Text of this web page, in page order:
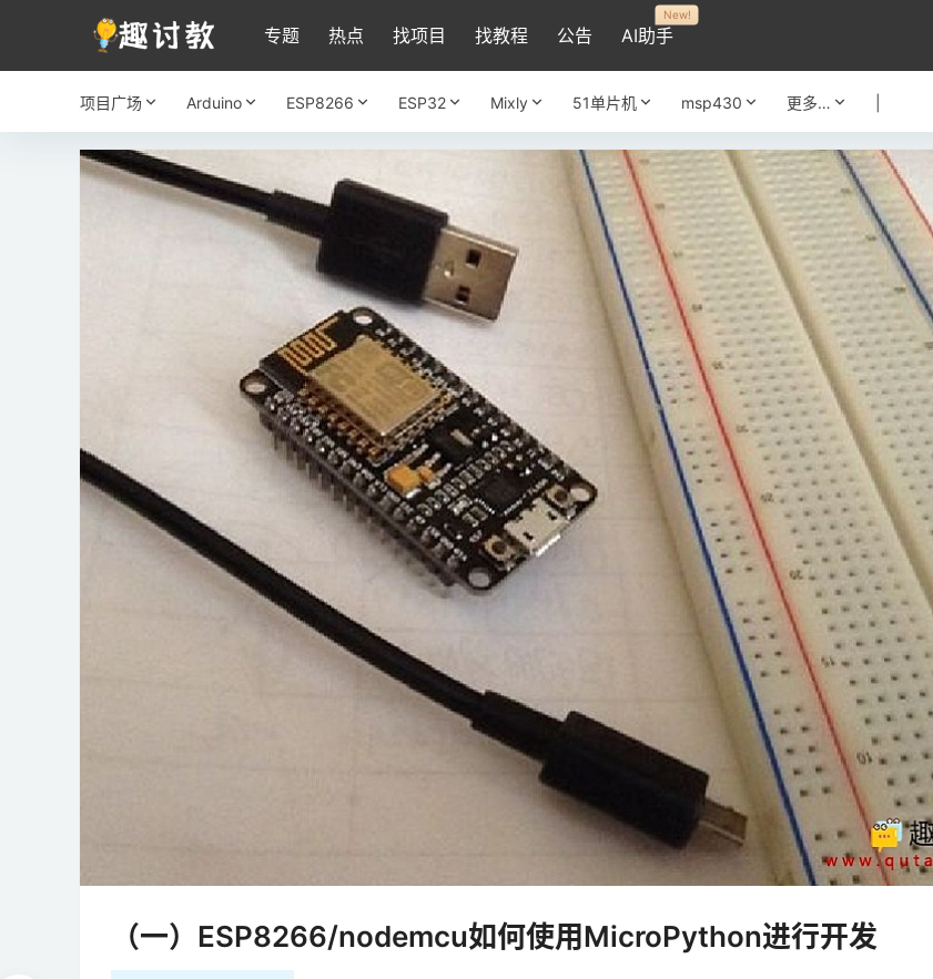
专题 热点 找项目 找教程 公告 AI助手
New!
项目广场 Arduino ESP8266 ESP32 Mixly 51单片机 msp430 更多…
（一）ESP8266/nodemcu如何使用MicroPython进行开发